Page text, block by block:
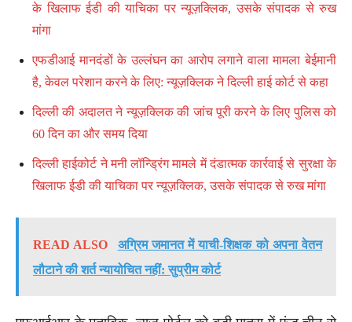
के खिलाफ ईडी की याचिका पर न्यूज़क्लिक, उसके संपादक से रुख
मांगा
एफडीआई मानदंडों के उल्लंघन का आरोप लगाने वाला मामला बेईमानी
है, केवल परेशान करने के लिए: न्यूज़क्लिक ने दिल्ली हाई कोर्ट से कहा
दिल्ली की अदालत ने न्यूज़क्लिक की जांच पूरी करने के लिए पुलिस को
60 दिन का और समय दिया
दिल्ली हाईकोर्ट ने मनी लॉन्ड्रिंग मामले में दंडात्मक कार्रवाई से सुरक्षा के
खिलाफ ईडी की याचिका पर न्यूज़क्लिक, उसके संपादक से रुख मांगा
READ ALSO
अग्रिम जमानत में याची-शिक्षक को अपना वेतन
लौटाने की शर्त न्यायोचित नहीं: सुप्रीम कोर्ट